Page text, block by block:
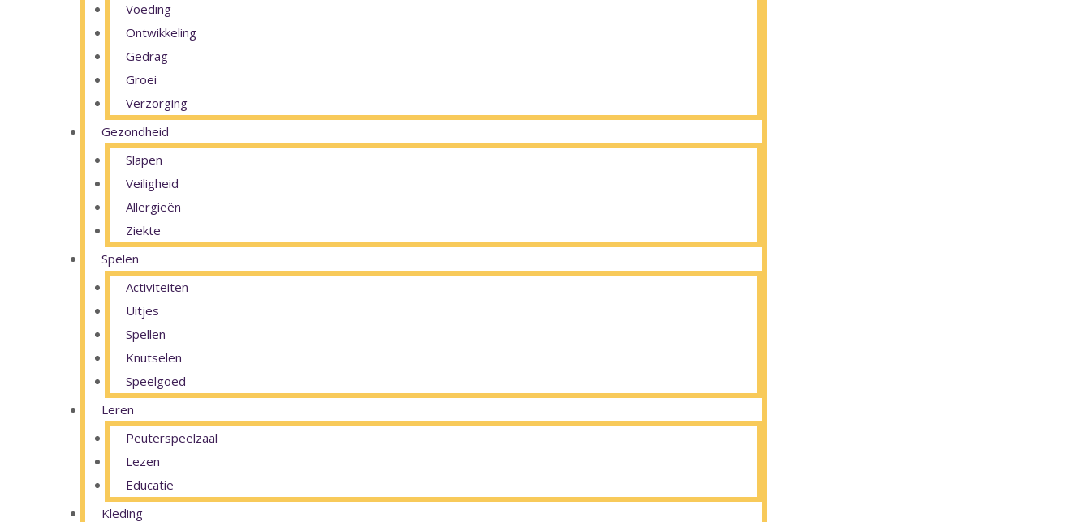
Voeding
Ontwikkeling
Gedrag
Groei
Verzorging
Gezondheid
Slapen
Veiligheid
Allergieën
Ziekte
Spelen
Activiteiten
Uitjes
Spellen
Knutselen
Speelgoed
Leren
Peuterspeelzaal
Lezen
Educatie
Kleding